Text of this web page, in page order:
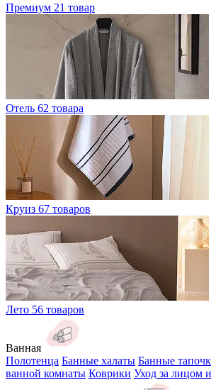
Премиум 21 товар
Отель 62 товара
Круиз 67 товаров
Лето 56 товаров
Ванная
Полотенца Банные халаты Банные
ванной комнаты Коврики Уход за лицом